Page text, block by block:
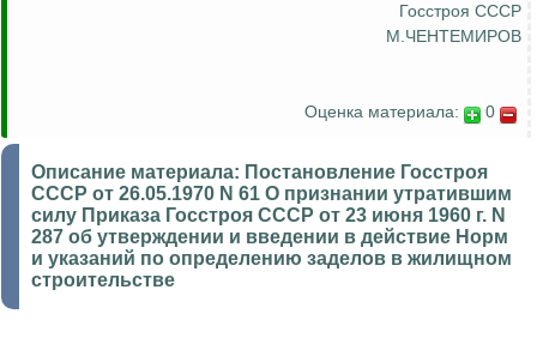
Госстроя СССР
М.ЧЕНТЕМИРОВ
Оценка материала: 0
Описание материала: Постановление Госстроя
СССР от 26.05.1970 N 61 О признании утратившим
силу Приказа Госстроя СССР от 23 июня 1960 г. N
287 об утверждении и введении в действие Норм
и указаний по определению заделов в жилищном
строительстве